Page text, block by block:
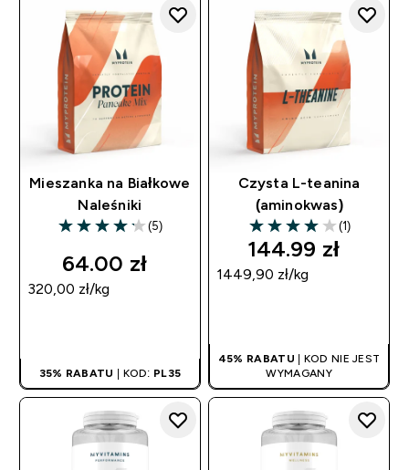
Mieszanka na Białkowe
Naleśniki
4.2 out of 5 stars
(5)
64.00 zł‎
320,00 zł‎/kg
35% RABATU | KOD: PL35
Czysta L-teanina
(aminokwas)
4 out of 5 stars
(1)
144.99 zł‎
1449,90 zł‎/kg
45% RABATU | KOD NIE JEST
WYMAGANY